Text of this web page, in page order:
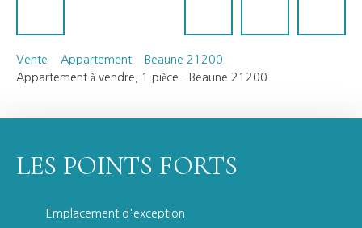
Vente Appartement
Beaune 21200
Appartement à vendre, 1 pièce - Beaune 21200
LES POINTS FORTS
Emplacement d'exception